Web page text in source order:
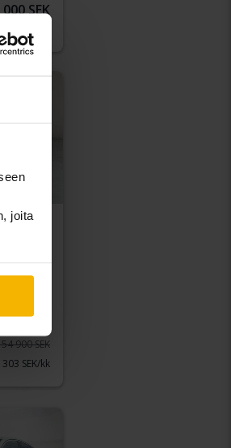
joita
SEK
SEK/kk
900 SEK
303 SEK/kk